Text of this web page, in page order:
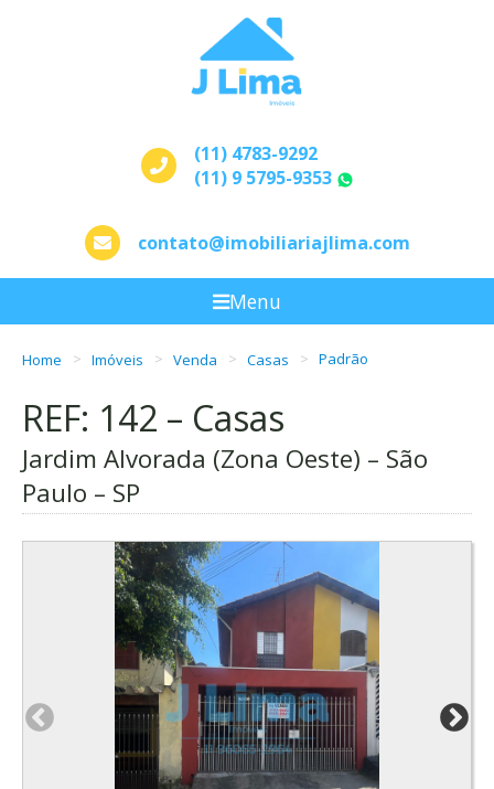
(11) 4783-9292
(11) 9 5795-9353
contato@imobiliariajlima.com
Menu
Home Imóveis Venda Casas Padrão
REF: 142 – Casas
Jardim Alvorada (Zona Oeste) – São
Paulo – SP